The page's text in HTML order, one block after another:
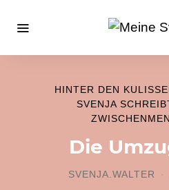
HINTER DEN
SVENJA
Die
SVENJA.WALTER